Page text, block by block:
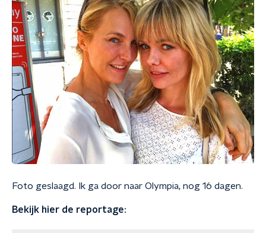
Foto geslaagd. Ik ga door naar Olympia, nog 16 dagen.
Bekijk hier de reportage: